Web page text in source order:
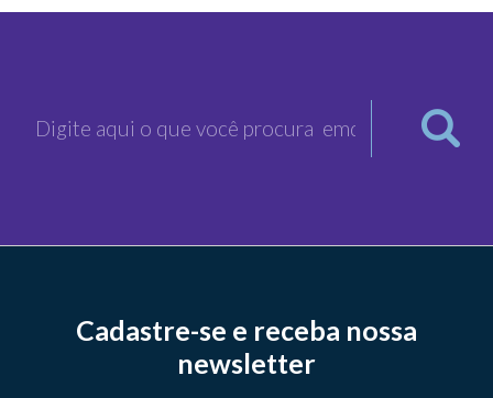
Cadastre-se e receba nossa
newsletter